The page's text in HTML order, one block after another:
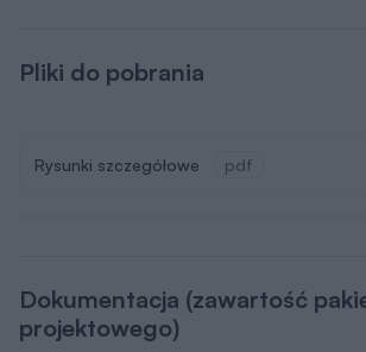
Pliki do pobrania
Rysunki szczegółowe pdf
Dokumentacja (zawartość
projektowego)